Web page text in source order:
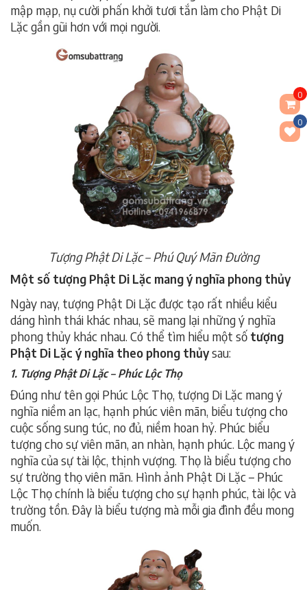
0
0
mập mạp, nụ cười phấn khởi tươi tắn làm cho Phật Di
Lặc gần gũi hơn với mọi người.
Tượng Phật Di Lặc – Phú Quý Mãn Đường
Một số tượng Phật Di Lặc mang ý nghĩa phong thủy
Ngày nay, tượng Phật Di Lặc được tạo rất nhiều kiểu
dáng hình thái khác nhau, sẽ mang lại những ý nghĩa
phong thủy khác nhau. Có thể tìm hiểu một số tượng
Phật Di Lặc ý nghĩa theo phong thủysau:
1. Tượng Phật Di Lặc – Phúc Lộc Thọ
Đúng như tên gọi Phúc Lộc Thọ, tượng Di Lặc mang ý
nghĩa niềm an lạc, hạnh phúc viên mãn, biểu tượng cho
cuộc sống sung túc, no đủ, niềm hoan hỷ. Phúc biểu
tượng cho sự viên mãn, an nhàn, hạnh phúc. Lộc mang ý
nghĩa của sự tài lộc, thịnh vượng. Thọ là biểu tượng cho
sự trường thọ viên mãn. Hình ảnh Phật Di Lặc – Phúc
Lộc Thọ chính là biểu tượng cho sự hạnh phúc, tài lộc và
trường tồn. Đây là biểu tượng mà mỗi gia đình đều mong
muốn.